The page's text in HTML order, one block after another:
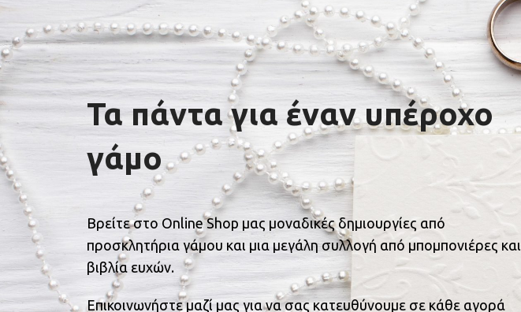
Τα πάντα για έναν υπέροχο
γάμο
Βρείτε στο Online Shop μας μοναδικές δημιουργίες από
προσκλητήρια γάμου και μια μεγάλη συλλογή από μπομπονιέρες και
βιβλία ευχών.
Επικοινωνήστε μαζί μας για να σας κατευθύνουμε σε κάθε αγορά